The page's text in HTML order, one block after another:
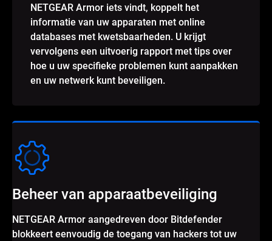
NETGEAR Armor iets vindt, koppelt het
informatie van uw apparaten met online
databases met kwetsbaarheden. U krijgt
vervolgens een uitvoerig rapport met tips over
hoe u uw specifieke problemen kunt aanpakken
en uw netwerk kunt beveiligen.
Beheer van apparaatbeveiliging
NETGEAR Armor aangedreven door Bitdefender
blokkeert eenvoudig de toegang van hackers tot uw